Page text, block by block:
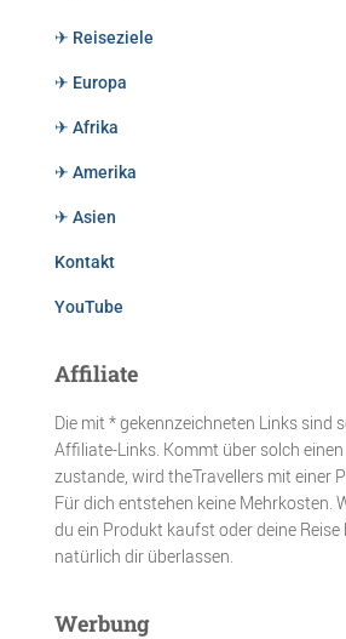
✈ Reiseziele
✈ Europa
✈ Afrika
✈ Amerika
✈ Asien
Kontakt
YouTube
Affiliate
Die mit * gekennzeichneten Links sind
Affiliate-Links. Kommt über solch
zustande, wird theTravellers mit einer
Für dich entstehen keine Mehrkosten.
du ein Produkt kaufst oder deine
natürlich dir überlassen.
Werbung